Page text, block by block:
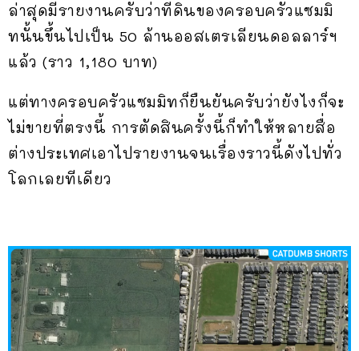
ล่าสุดมีรายงานครับว่าที่ดินของครอบครัวแซมมิ
ทนั้นขึ้นไปเป็น 50 ล้านออสเตรเลียนดอลลาร์ฯ
แล้ว (ราว 1,180 บาท)
แต่ทางครอบครัวแซมมิทก็ยืนยันครับว่ายังไงก็จะ
ไม่ขายที่ตรงนี้ การตัดสินครั้งนี้ก็ทำให้หลายสื่อ
ต่างประเทศเอาไปรายงานจนเรื่องราวนี้ดังไปทั่ว
โลกเลยทีเดียว